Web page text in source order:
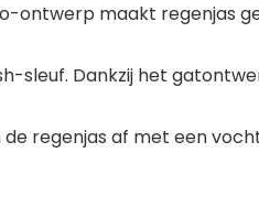
maakt regenjas
sleuf. Dankzij het
regenjas af met een